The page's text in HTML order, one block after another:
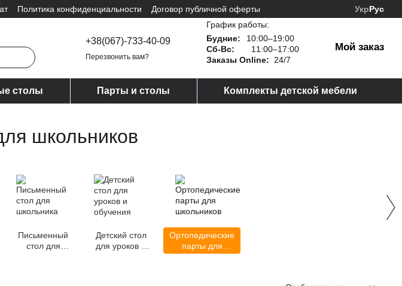
Политика конфиденциальности
Договор публичной оферты
УкрРус
+38(067)-733-40-09
Перезвонить вам?
График работы:
Будние:
10:00–19:00
Сб-Вс:
11:00–17:00
Заказы Online: 24/7
Мой заказ
столы Парты и столы Комплекты детской мебели
школьников
Письменный
стол для
Детский стол
для уроков и
Ортопедические
парты для
школьников